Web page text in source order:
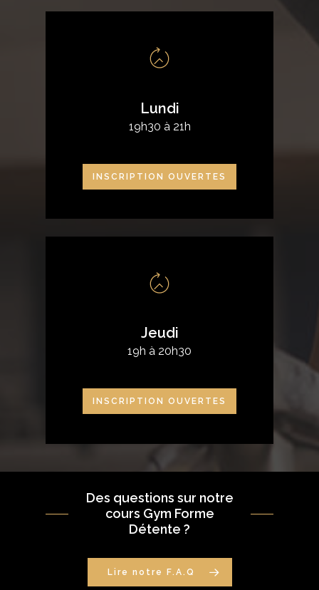
Lundi
19h30 à 21h
INSCRIPTION OUVERTES
Jeudi
19h à 20h30
INSCRIPTION OUVERTES
Des questions sur notre
cours Gym Forme
Détente ?
Lire notre F.A.Q